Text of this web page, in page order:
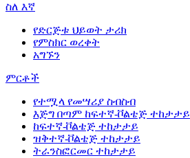
ስለ እኛ
የድርጅቱ ህይወት ታሪክ
የምስክር ወረቀት
አግኙን
ምርቶች
የተሟላ የመሣሪያ ስብስብ
እጅግ በጣም ከፍተኛ-ቮልቴጅ ተከታታይ
ከፍተኛ-ቮልቴጅ ተከታታይ
ዝቅተኛ-ቮልቴጅ ተከታታይ
ትራንስፎርመር ተከታታይ